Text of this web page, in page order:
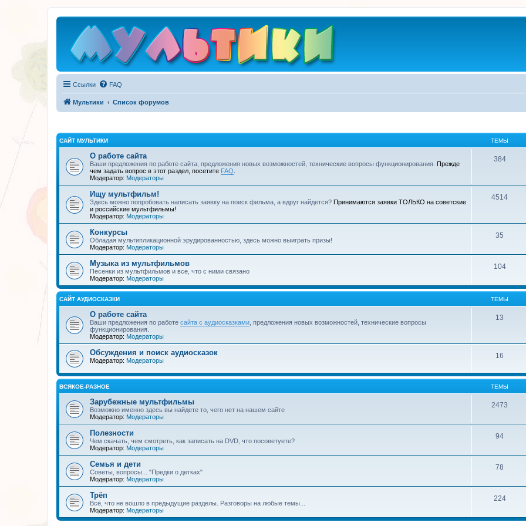
Ссылки FAQ
Мультики Список форумов
САЙТ МУЛЬТИКИ ТЕМЫ
О работе сайта
Ваши предложения по работе сайта, предложения новых возможностей, технические вопросы функционирования. Прежде
чем задать вопрос в этот раздел, посетите FAQ
Модератор: Модераторы
384
Ищу мультфильм!
Здесь можно попробовать написать заявку на поиск фильма, а вдруг найдется? Принимаются заявки ТОЛЬКО на советские
и российские мультфильмы!
Модератор: Модераторы
4514
Конкурсы
Обладая мультипликационной эрудированностью, здесь можно выиграть призы!
Модератор: Модераторы
35
Музыка из мультфильмов
Песенки из мультфильмов и все, что с ними связано
Модератор: Модераторы
104
САЙТ АУДИОСКАЗКИ ТЕМЫ
О работе сайта
Ваши предложения по работе сайта с аудиосказками , предложения новых возможностей, технические вопросы
функционирования.
Модератор: Модераторы
13
Обсуждения и поиск аудиосказок
Модератор: Модераторы
16
ВСЯКОЕ-РАЗНОЕ ТЕМЫ
Зарубежные мультфильмы
Возможно именно здесь вы найдете то, чего нет на нашем сайте
Модератор: Модераторы
2473
Полезности
Чем скачать, чем смотреть, как записать на DVD, что посоветуете?
Модератор: Модераторы
94
Семья и дети
Советы, вопросы... "Предки о детках"
Модератор: Модераторы
78
Трёп
Всё, что не вошло в предыдущие разделы. Разговоры на любые темы...
Модератор: Модераторы
224